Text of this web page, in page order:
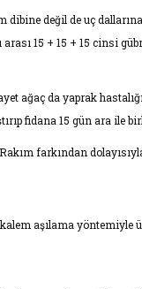
dibine değil de uç
15 + 15 + 15 cinsi
ağaç da yaprak
fidana 15 gün ara ile
farkından
aşılama yöntemiyle